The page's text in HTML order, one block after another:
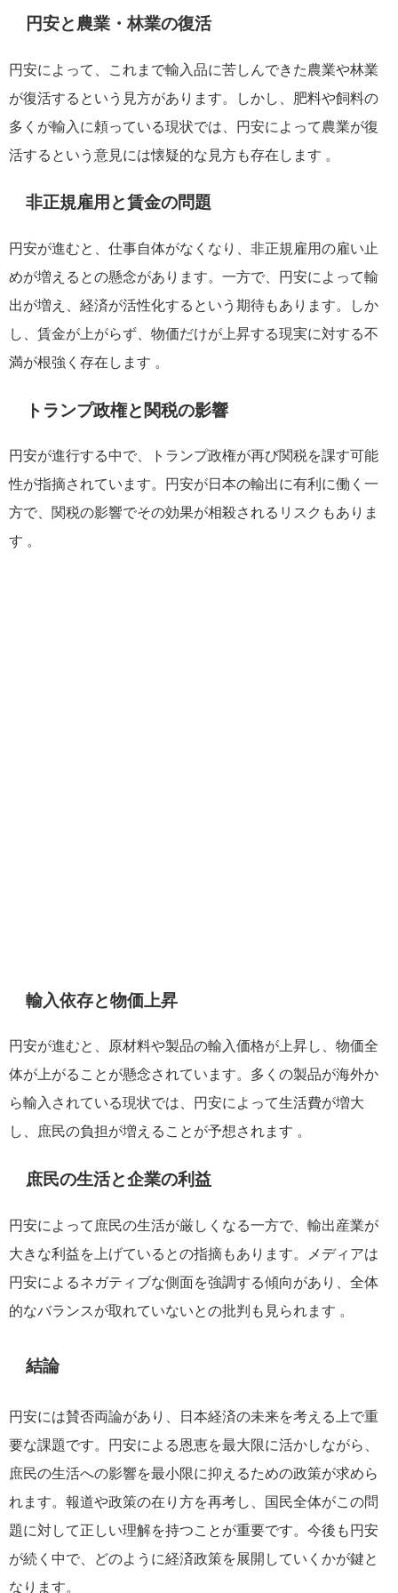
円安と農業・林業の復活
円安によって、これまで輸入品に苦しんできた農業や林業
が復活するという見方があります。しかし、肥料や飼料の
多くが輸入に頼っている現状では、円安によって農業が復
活するという意見には懐疑的な見方も存在します 。
非正規雇用と賃金の問題
円安が進むと、仕事自体がなくなり、非正規雇用の雇い止
めが増えるとの懸念があります。一方で、円安によって輸
出が増え、経済が活性化するという期待もあります。しか
し、賃金が上がらず、物価だけが上昇する現実に対する不
満が根強く存在します 。
トランプ政権と関税の影響
円安が進行する中で、トランプ政権が再び関税を課す可能
性が指摘されています。円安が日本の輸出に有利に働く一
方で、関税の影響でその効果が相殺されるリスクもありま
す 。
輸入依存と物価上昇
円安が進むと、原材料や製品の輸入価格が上昇し、物価全
体が上がることが懸念されています。多くの製品が海外か
ら輸入されている現状では、円安によって生活費が増大
し、庶民の負担が増えることが予想されます 。
庶民の生活と企業の利益
円安によって庶民の生活が厳しくなる一方で、輸出産業が
大きな利益を上げているとの指摘もあります。メディアは
円安によるネガティブな側面を強調する傾向があり、全体
的なバランスが取れていないとの批判も見られます 。
結論
円安には賛否両論があり、日本経済の未来を考える上で重
要な課題です。円安による恩恵を最大限に活かしながら、
庶民の生活への影響を最小限に抑えるための政策が求めら
れます。報道や政策の在り方を再考し、国民全体がこの問
題に対して正しい理解を持つことが重要です。今後も円安
が続く中で、どのように経済政策を展開していくかが鍵と
なります。